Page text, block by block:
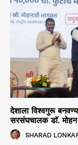
देशाला विश्वगुरू
सरसंघचालक डाॅ. मोहन
SHARAD